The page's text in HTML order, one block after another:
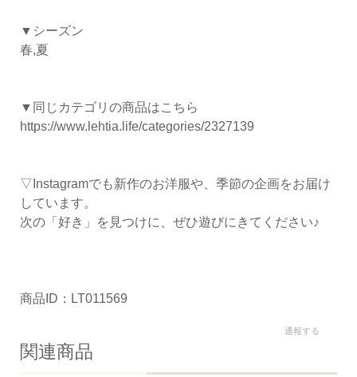
▼シーズン
春,夏
▼同じカテゴリの商品はこちら
https://www.lehtia.life/categories/2327139
▽Instagramでも新作のお洋服や、季節の企画をお届け
しています。
次の「好き」を見つけに、ぜひ遊びにきてください♪
商品ID：LT011569
通報する
関連商品